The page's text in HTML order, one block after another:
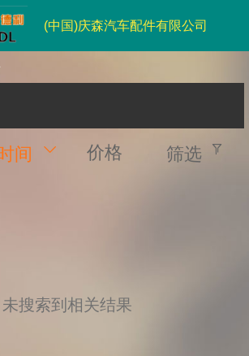
(中国)庆森汽车配件有限公司
间 价格 筛选
未搜索到相关结果